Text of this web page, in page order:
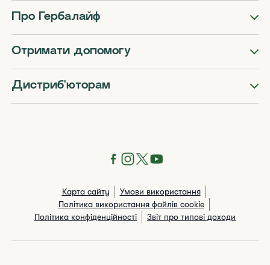
Про Гербалайф
Отримати допомогу
Дистриб'юторам
Карта сайту
Умови використання
Політика використання файлів cookie
Політика конфіденційності
Звіт про типові доходи